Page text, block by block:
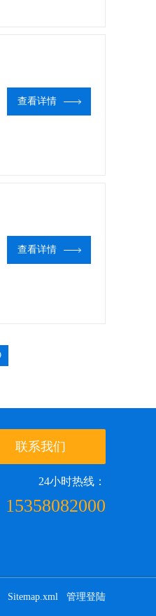
查看详情
查看详情
联系我们
24小时热线：
15358082000
Sitemap.xml 管理登陆